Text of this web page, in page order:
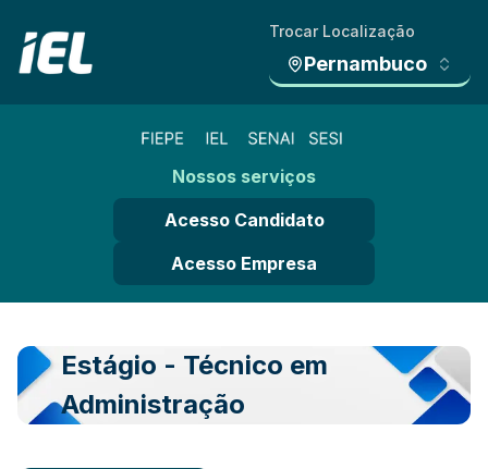
Trocar Localização
Pernambuco
Nossos serviços
Acesso Candidato
Acesso Empresa
Estágio - Técnico em
Administração